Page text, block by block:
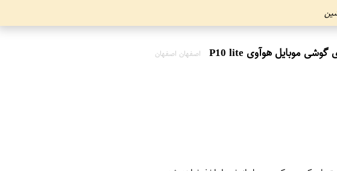
اصفهان اصفهان